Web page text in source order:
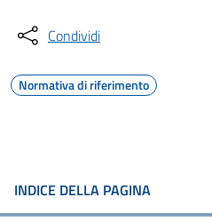
Condividi
Normativa di riferimento
INDICE DELLA PAGINA